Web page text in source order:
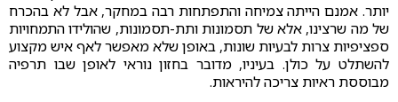
יותר. אמנם הייתה צמיחה והתפתחות רבה במחקר, אבל לא בהכרח
של מה שרצינו, אלא של תסמונות ותת-תסמונות, שהולידו התמחויות
ספציפיות צרות לבעיות שונות, באופן שלא מאפשר לאף איש מקצוע
להשתלט על כולן. בעיניו, מדובר בחזון נוראי לאופן שבו תרפיה
מבוססת ראיות צריכה להיראות.